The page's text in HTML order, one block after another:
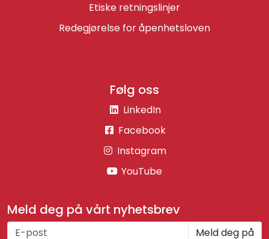
Meld deg på vårt nyhetsbrev
Meld deg på
Etiske retningslinjer
Redegjørelse for åpenhetsloven
Følg oss
LinkedIn
Facebook
Instagram
YouTube